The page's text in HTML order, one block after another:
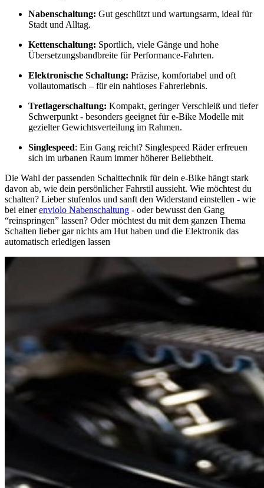
Nabenschaltung: Gut geschützt und wartungsarm, ideal für
Stadt und Alltag.
Kettenschaltung: Sportlich, viele Gänge und hohe
Übersetzungsbandbreite für Performance-Fahrten.
Elektronische Schaltung: Präzise, komfortabel und oft
vollautomatisch – für ein nahtloses Fahrerlebnis.
Tretlagerschaltung: Kompakt, geringer Verschleiß und tiefer
Schwerpunkt - besonders geeignet für e-Bike Modelle mit
gezielter Gewichtsverteilung im Rahmen.
Singlespeed: Ein Gang reicht? Singlespeed Räder erfreuen
sich im urbanen Raum immer höherer Beliebtheit.
Die Wahl der passenden Schalttechnik für dein e-Bike hängt stark
davon ab, wie dein persönlicher Fahrstil aussieht. Wie möchtest du
schalten? Lieber stufenlos und sanft den Widerstand einstellen - wie
bei einerenviolo Nabenschaltung - oder bewusst den Gang
“reinspringen” lassen? Oder möchtest du mit dem ganzen Thema
Schalten lieber gar nichts am Hut haben und die Elektronik das
automatisch erledigen lassen